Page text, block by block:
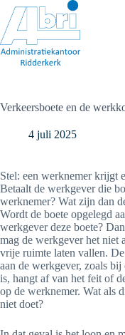
naar
de
inhoud
Verkeersboete en de
4 juli 2025
Stel: een werknemer krijgt
Betaalt de werkgever die
werknemer? Wat zijn dan
Wordt de boete opgelegd
werkgever deze boete?
mag de werkgever het niet
vrije ruimte laten vallen.
aan de werkgever, zoals
is, hangt af van het feit of
op de werknemer. Wat als
niet doet?